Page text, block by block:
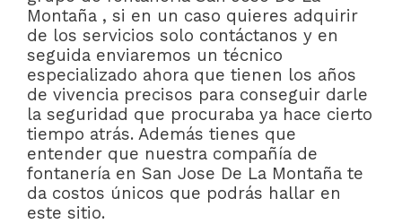
Montaña , si en un caso quieres adquirir
de los servicios solo contáctanos y en
seguida enviaremos un técnico
especializado ahora que tienen los años
de vivencia precisos para conseguir darle
la seguridad que procuraba ya hace cierto
tiempo atrás. Además tienes que
entender que nuestra compañía de
fontanería en San Jose De La Montaña te
da costos únicos que podrás hallar en
este sitio.